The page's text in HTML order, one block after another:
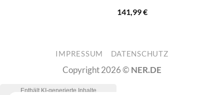
141,99€
IMPRESSUM DATENSCHUTZ
Copyright 2026 © NER.DE